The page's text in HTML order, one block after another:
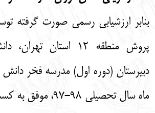
بنابر ارزشیابی رسمی صورت گرفته
پروش منطقه ۱۲ استان
دبیرستان (دوره اول) مدرسه فخر دانش
ماه سال تحصیلی ۹۸-